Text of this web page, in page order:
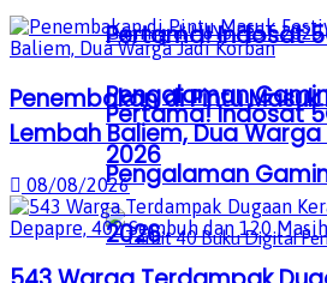
Pertama! Indosat
Pengalaman
2026
Pertama! Indosat
Pengalaman
2026
Penembakan di Pintu
Lembah Baliem, Dua
08/08/2026